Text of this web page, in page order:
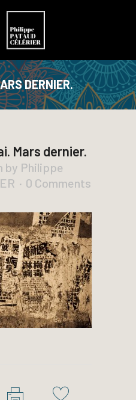
DERNIER.
Mars dernier.
by Philippe
0 Comments